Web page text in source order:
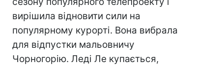
вирішила відновити сили на
популярному курорті. Вона вибрала
для відпустки мальовничу
Чорногорію. Леді Ле купається,